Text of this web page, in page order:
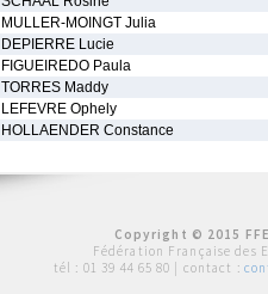
MULLER-MOINGT Julia
DEPIERRE Lucie
FIGUEIREDO Paula
TORRES Maddy
LEFEVRE Ophely
HOLLAENDER Constance
Copyright © 2015
Fédération Française des
tél : 01 39 44 65 80 | contact :